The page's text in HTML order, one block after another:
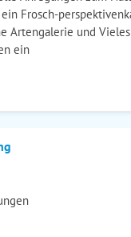
Frosch-
Artengalerie und
ein